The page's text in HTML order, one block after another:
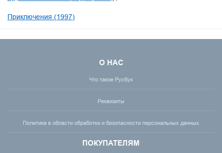
Приключения (1997)
О НАС
Что такое Русбук
Реквизиты
Политика в области обработки и безопасности персональных данных
ПОКУПАТЕЛЯМ